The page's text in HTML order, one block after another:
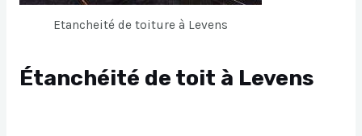
Etancheité de toiture à Levens
Étanchéité de toit à Levens